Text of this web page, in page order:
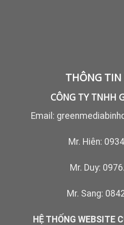
THÔNG TIN
CÔNG TY TNHH
Email:
Mr. Hiên:
Mr. Duy:
Mr. Sang:
HỆ THỐNG WEBSITE